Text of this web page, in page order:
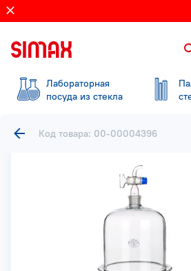
Лабораторная
посуда из стекла
Код товара: 00-00004396